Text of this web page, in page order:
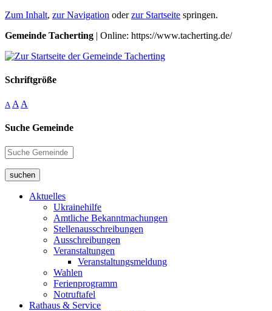
Zum Inhalt, zur Navigation oderzur Startseite springen.
Gemeinde Tacherting | Online: https://www.tacherting.de/
Schriftgröße
A A A
Suche Gemeinde
suchen
Aktuelles
Ukrainehilfe
Amtliche Bekanntmachungen
Stellenausschreibungen
Ausschreibungen
Veranstaltungen
Veranstaltungsmeldung
Wahlen
Ferienprogramm
Notruftafel
Rathaus & Service